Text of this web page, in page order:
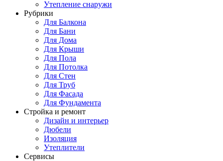
Утепление снаружи
Рубрики
Для Балкона
Для Бани
Для Дома
Для Крыши
Для Пола
Для Потолка
Для Стен
Для Труб
Для Фасада
Для Фундамента
Стройка и ремонт
Дизайн и интерьер
Дюбели
Изоляция
Утеплители
Сервисы